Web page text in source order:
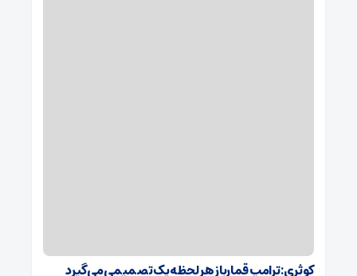
کوثری: ترامپ قمارباز هر لحظه یک تصمیمی می‌گیرد